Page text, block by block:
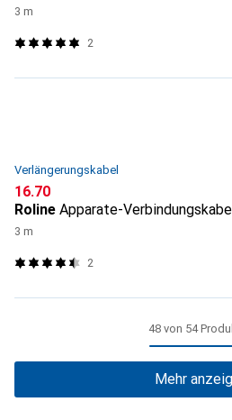
3 m
2
Verlängerungskabel
CHF
16.70
Roline Apparate-
3 m
2
48 von 54
Mehr